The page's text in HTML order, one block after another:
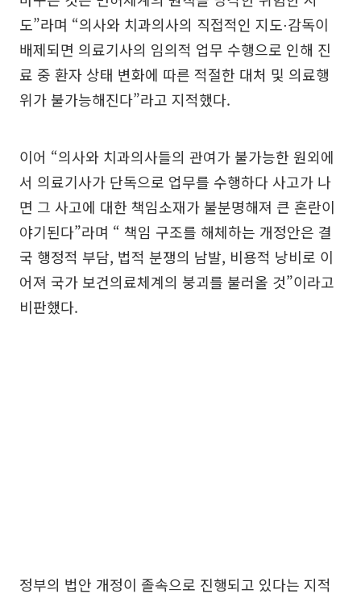
도”라며 “의사와 치과의사의 직접적인 지도⋅감독이
배제되면 의료기사의 임의적 업무 수행으로 인해 진
료 중 환자 상태 변화에 따른 적절한 대처 및 의료행
위가 불가능해진다”라고 지적했다.
이어 “의사와 치과의사들의 관여가 불가능한 원외에
서 의료기사가 단독으로 업무를 수행하다 사고가 나
면 그 사고에 대한 책임소재가 불분명해져 큰 혼란이
야기된다”라며 “ 책임 구조를 해체하는 개정안은 결
국 행정적 부담, 법적 분쟁의 남발, 비용적 낭비로 이
어져 국가 보건의료체계의 붕괴를 불러올 것”이라고
비판했다.
정부의 법안 개정이 졸속으로 진행되고 있다는 지적